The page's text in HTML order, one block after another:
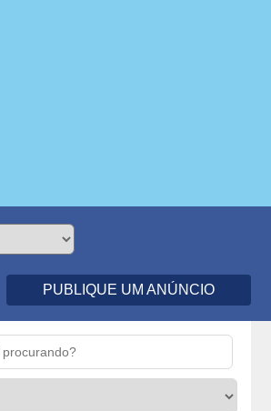
PUBLIQUE UM ANÚNCIO